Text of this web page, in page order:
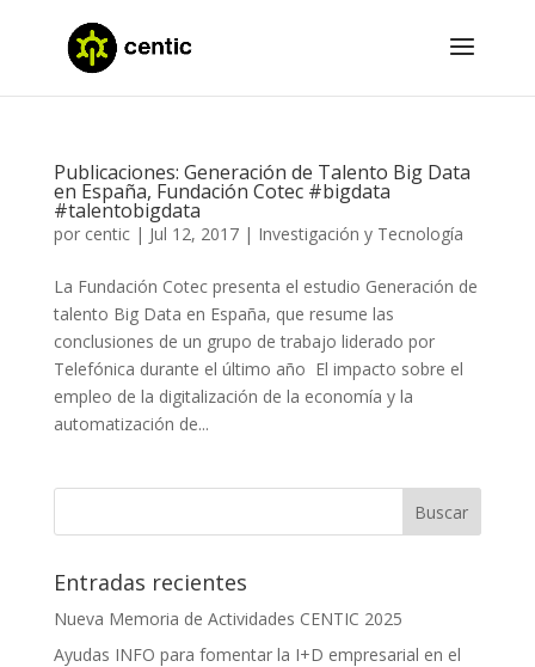
Publicaciones: Generación de Talento Big Data
en España, Fundación Cotec #bigdata
#talentobigdata
por centic| Jul 12, 2017| Investigación y Tecnología
La Fundación Cotec presenta el estudio Generación de
talento Big Data en España, que resume las
conclusiones de un grupo de trabajo liderado por
Telefónica durante el último año El impacto sobre el
empleo de la digitalización de la economía y la
automatización de...
Entradas recientes
Nueva Memoria de Actividades CENTIC 2025
Ayudas INFO para fomentar la I+D empresarial en el